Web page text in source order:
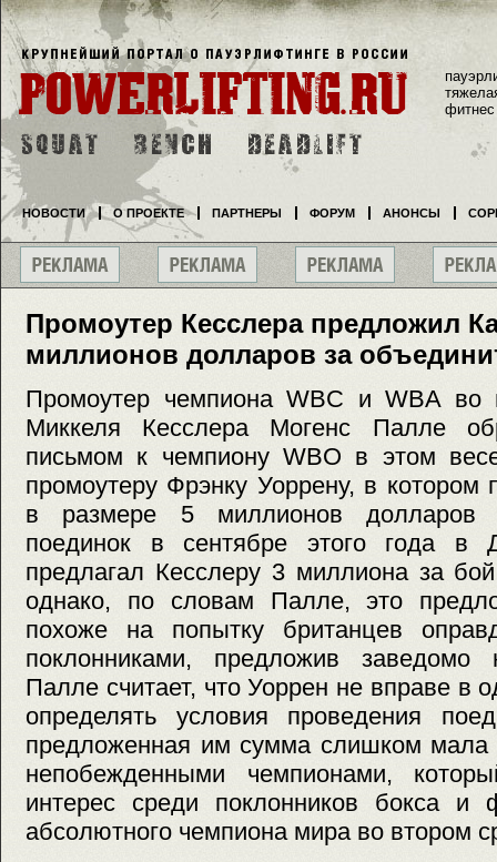
Промоутер Кесслера предложил
миллионов долларов за
Промоутер чемпиона WBC и WBA во
Миккеля Кесслера Могенс Палле
письмом к чемпиону WBO в этом
промоутеру Фрэнку Уоррену, в котором
в размере 5 миллионов долларов
поединок в сентябре этого года в
предлагал Кесслеру 3 миллиона за
однако, по словам Палле, это
похоже на попытку британцев
поклонниками, предложив заведомо
Палле считает, что Уоррен не вправе в
определять условия проведения
предложенная им сумма слишком
непобежденными чемпионами,
интерес среди поклонников бокса и
абсолютного чемпиона мира во втором
фитнес
НОВОСТИ О ПРОЕКТЕ ПАРТНЕРЫ ФОРУМ АНОНСЫ